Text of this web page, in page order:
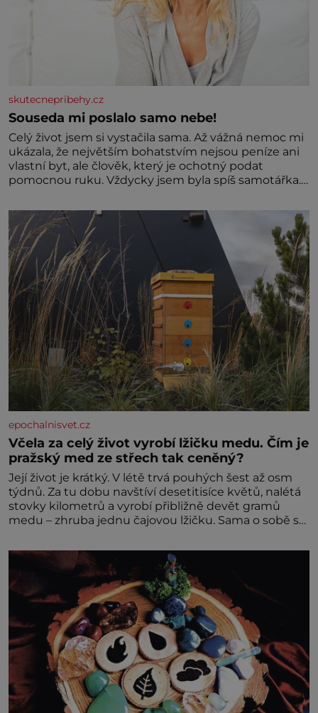
skutecnepribehy.cz
Souseda mi poslalo samo nebe!
Celý život jsem si vystačila sama. Až vážná nemoc mi
ukázala, že největším bohatstvím nejsou peníze ani
vlastní byt, ale člověk, který je ochotný podat
pomocnou ruku. Vždycky jsem byla spíš samotářka.
ani partnera. Stačily mi knihy, práce a hlavně klid.
Hned po studiích jsem odešla z rodného města,
epochalnisvet.cz
Včela za celý život vyrobí lžičku medu. Čím je
pražský med ze střech tak ceněný?
Její život je krátký. V létě trvá pouhých šest až osm
týdnů. Za tu dobu navštíví desetitisíce květů, nalétá
stovky kilometrů a vyrobí přibližně devět gramů
medu – zhruba jednu čajovou lžičku. Sama o sobě se
dalšími desítkami tisíc příslušnic svého včelstva,
vznikne jeden z nejdokonalejších organismů